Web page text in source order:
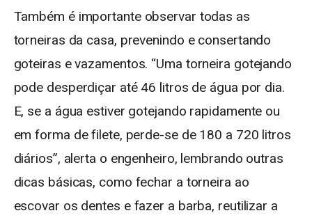
Também é importante observar todas as
torneiras da casa, prevenindo e consertando
goteiras e vazamentos. “Uma torneira gotejando
pode desperdiçar até 46 litros de água por dia.
E, se a água estiver gotejando rapidamente ou
em forma de filete, perde-se de 180 a 720 litros
diários”, alerta o engenheiro, lembrando outras
dicas básicas, como fechar a torneira ao
escovar os dentes e fazer a barba, reutilizar a